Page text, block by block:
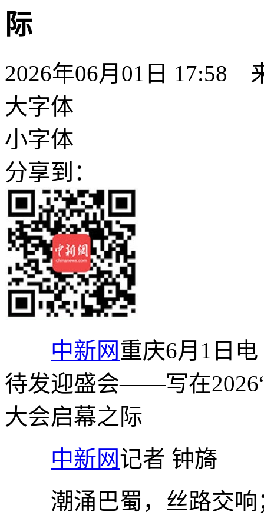
际
2026年06月01日 17:58
大字体
小字体
分享到：
中新网重庆6月1日
待发迎盛会——写在
大会启幕之际
中新网记者 钟旖
潮涌巴蜀，丝路交响